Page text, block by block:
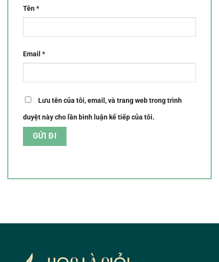
Tên*
Email *
Lưu tên của tôi, email, và trang web trong trình
duyệt này cho lần bình luận kế tiếp của tôi.